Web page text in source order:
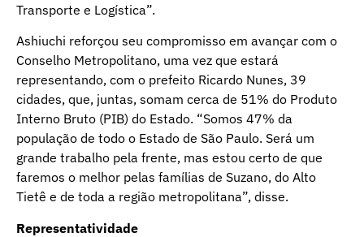
Transporte e Logística”.
Ashiuchi reforçou seu compromisso em avançar com o
Conselho Metropolitano, uma vez que estará
representando, com o prefeito Ricardo Nunes, 39
cidades, que, juntas, somam cerca de 51% do Produto
Interno Bruto (PIB) do Estado. “Somos 47% da
população de todo o Estado de São Paulo. Será um
grande trabalho pela frente, mas estou certo de que
faremos o melhor pelas famílias de Suzano, do Alto
Tietê e de toda a região metropolitana”, disse.
Representatividade